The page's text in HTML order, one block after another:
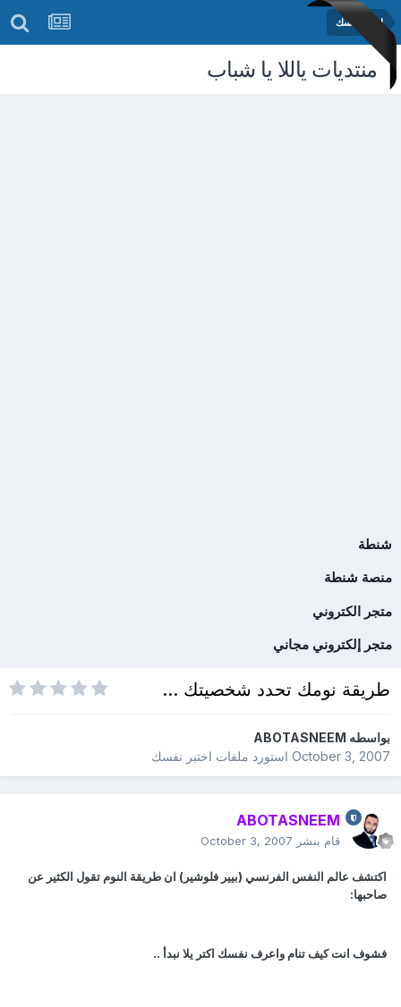
اختبر نفسك
منتديات ياللا يا شباب
شنطة
منصة شنطة
متجر الكتروني
متجر إلكتروني مجاني
طريقة نومك تحدد شخصيتك ...
بواسطهABOTASNEEM
October 3, 2007استورد ملفات اختبر نفسك
ABOTASNEEM
قام بنشر October 3, 2007
اكتشف عالم النفس الفرنسي (بيير فلوشير) ان طريقة النوم تقول الكثير عن
صاحبها:
فشوف انت كيف تنام واعرف نفسك اكتر يلا نبدأ..